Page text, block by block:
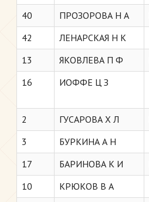
40
ПРОЗОРОВА Н А
42
ЛЕНАРСКАЯ Н К
13
ЯКОВЛЕВА П Ф
16
ИОФФЕ Ц З
2 ГУСАРОВА Х Л
3
БУРКИНА А Н
17
БАРИНОВА К И
10
КРЮКОВ В А